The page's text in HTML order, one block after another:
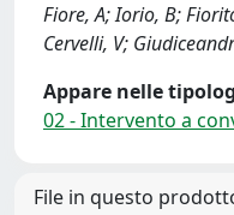
Fiore, A; Iorio, B;
Cervelli, V;
Appare nelle
02 - Intervento a
File in questo